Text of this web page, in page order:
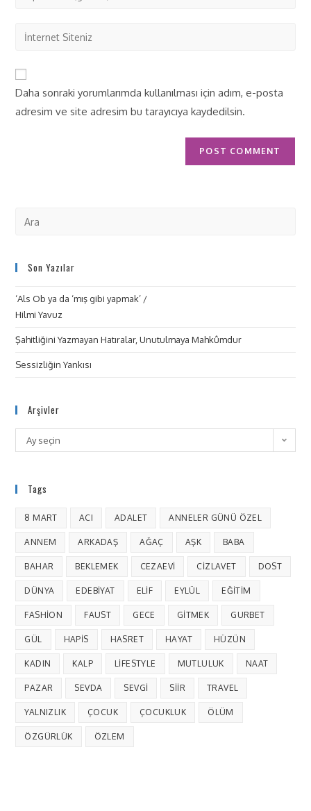
Daha sonraki yorumlarımda kullanılması için adım, e-posta
adresim ve site adresim bu tarayıcıya kaydedilsin.
Son Yazılar
‘Als Ob ya da ‘mış gibi yapmak’ /
Hilmi Yavuz
Şahitliğini Yazmayan Hatıralar, Unutulmaya Mahkûmdur
Sessizliğin Yankısı
Arşivler
Ay seçin
Tags
8 MART ACI ADALET ANNELER GÜNÜ ÖZEL
ANNEM ARKADAŞ AĞAÇ AŞK BABA
BAHAR BEKLEMEK CEZAEVI CIZLAVET DOST
DÜNYA EDEBIYAT ELIF EYLÜL EĞITIM
FASHION FAUST GECE GITMEK GURBET
GÜL HAPIS HASRET HAYAT HÜZÜN
KADIN KALP LIFESTYLE MUTLULUK NAAT
PAZAR SEVDA SEVGI SIIR TRAVEL
YALNIZLIK ÇOCUK ÇOCUKLUK ÖLÜM
ÖZGÜRLÜK ÖZLEM